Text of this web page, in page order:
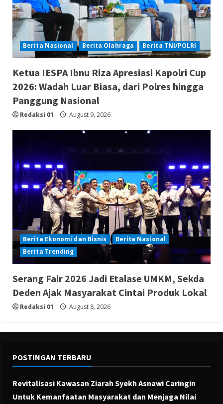
Berita Nasional Berita Olahraga Berita TNI/POLRI
Ketua IESPA Ibnu Riza Apresiasi Kapolri Cup
2026: Wadah Luar Biasa, dari Polres hingga
Panggung Nasional
Redaksi 01 August 9, 2026
Berita Ekonomi dan Bisnis
Berita Nasional
Berita Trending
Serang Fair 2026 Jadi Etalase UMKM, Sekda
Deden Ajak Masyarakat Cintai Produk Lokal
Redaksi 01 August 8, 2026
POSTINGAN TERBARU
Revitalisasi Kawasan Ziarah Syekh Asnawi Caringin
Untuk Kemanfaatan Masyarakat dan Menjaga Nilai